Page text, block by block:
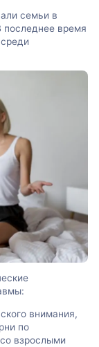
семьи в
последнее время
внимания,
по
взрослыми